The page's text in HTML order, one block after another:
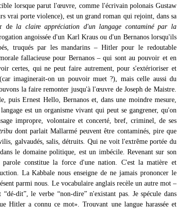
lorsque parut l'œuvre, comme l'écrivain polonais Gustaw
vrai porte violence), est un grand roman qui rejoint, dans sa
de la claire appréciation d'un langage contaminé par la
angoissée d'un Karl Kraus ou d'un Bernanos lorsqu'ils
truqués par les mandarins – Hitler pour le redoutable
fallacieuse pour Bernanos – qui sont au pouvoir et en
certes, qui ne peut faire autrement, pour s'extérioriser et
imaginerait-on un pouvoir muet ?), mais celle aussi du
la faire remonter jusqu'à l'œuvre de Joseph de Maistre.
Ernest Hello, Bernanos et, dans une moindre mesure,
est un organisme vivant qui peut se gangrener, qu'on
impropre, volontaire et concerté, bref, criminel, de ses
dont parlait Mallarmé peuvent être contaminés, pire que
galvaudés, salis, détruits. Qui ne voit l'extrême portée du
le domaine politique, est un imbécile. Revenant sur son
constitue la force d'une nation. C'est la matière et
La Kabbale nous enseigne de ne jamais prononcer le
parmi nous. Le vocabulaire anglais recèle un autre mot –
“dé-dit”, le verbe “non-dire” n'existant pas. Je spécule dans
Hitler a connu ce mot». Trouvant une langue harassée et